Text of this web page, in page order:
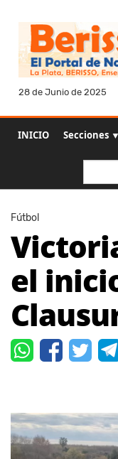
28 de Junio de 2025
INICIO Secciones ▼
Fútbol
el